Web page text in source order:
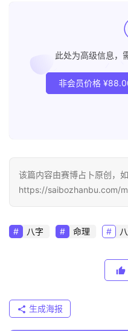
此处为高级信息，
非会员价格 ¥
该篇内容由赛博占卜原创，
https://saibozhanbu.com/
八字 命理
生成海报